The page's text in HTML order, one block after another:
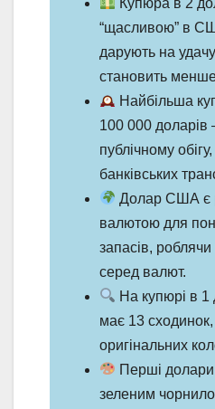
“щасливою” в
дарують на
становить менше
Найбільша
100 000 доларів
публічному
банківських
Долар США є
валютою для
запасів,
серед валют.
На купюрі в 1
має 13
оригінальних
Перші долари
зеленим